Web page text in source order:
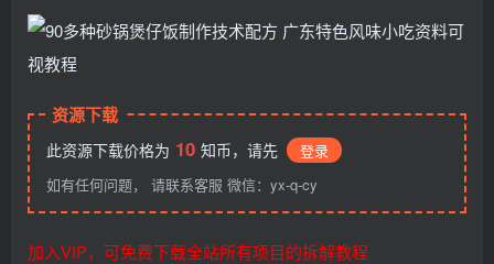
资源下载
此资源下载价格为 10 知币，请先
登录
如有任何问题， 请联系客服 微信：yx-q-cy
加入VIP，可免费下载全站所有项目的拆解教程